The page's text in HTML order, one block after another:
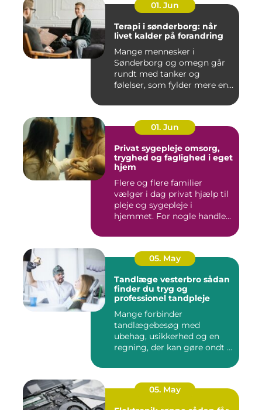
01. Jun
Terapi i sønderborg: når
livet kalder på forandring
Mange mennesker i
Sønderborg og omegn går
rundt med tanker og
følelser, som fylder mere end
01. Jun
Privat sygepleje omsorg,
tryghed og faglighed i eget
hjem
Flere og flere familier
vælger i dag privat hjælp til
pleje og sygepleje i
hjemmet. For nogle handle...
05. May
Tandlæge vesterbro sådan
finder du tryg og
professionel tandpleje
Mange forbinder
tandlægebesøg med
ubehag, usikkerhed og en
regning, der kan gøre ondt i
05. May